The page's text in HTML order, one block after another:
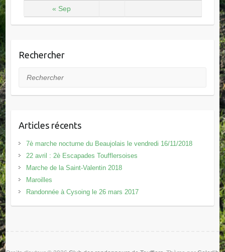
« Sep
Rechercher
Rechercher
Articles récents
7è marche nocturne du Beaujolais le vendredi 16/11/2018
22 avril : 2è Escapades Toufflersoises
Marche de la Saint-Valentin 2018
Maroilles
Randonnée à Cysoing le 26 mars 2017